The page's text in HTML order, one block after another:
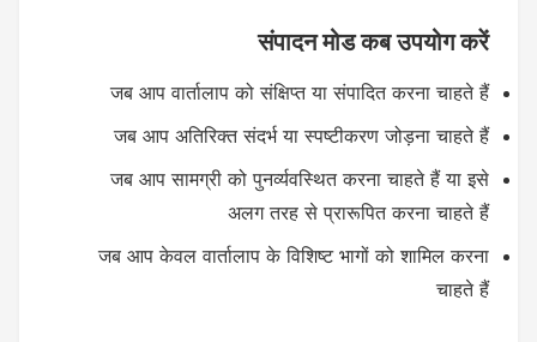
संपादन मोड कब उपयोग करें
जब आप वार्तालाप को संक्षिप्त या संपादित करना चाहते हैं
जब आप अतिरिक्त संदर्भ या स्पष्टीकरण जोड़ना चाहते हैं
जब आप सामग्री को पुनर्व्यवस्थित करना चाहते हैं या इसे
अलग तरह से प्रारूपित करना चाहते हैं
जब आप केवल वार्तालाप के विशिष्ट भागों को शामिल करना
चाहते हैं